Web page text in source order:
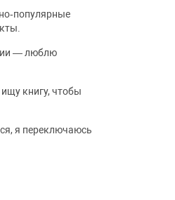
— люблю
книгу, чтобы
я переключаюсь